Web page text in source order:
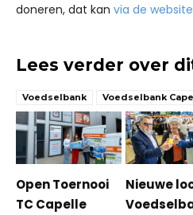
doneren, dat kan via de website
Lees verder over
Voedselbank Voedselbank
Open Toernooi
TC Capelle
Nieuwe